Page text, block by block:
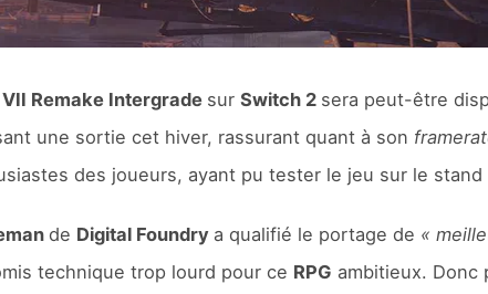
Remake Intergrade sur Switch 2 sera peut-être
une sortie cet hiver, rassurant quant à son
des joueurs, ayant pu tester le jeu sur le stand
de Digital Foundry a qualifié le portage de «
technique trop lourd pour ce RPG ambitieux. Donc